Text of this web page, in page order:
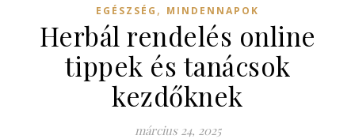
EGÉSZSÉG , MINDENNAPOK
Herbál rendelés online
tippek és tanácsok
kezdőknek
március 24, 2025